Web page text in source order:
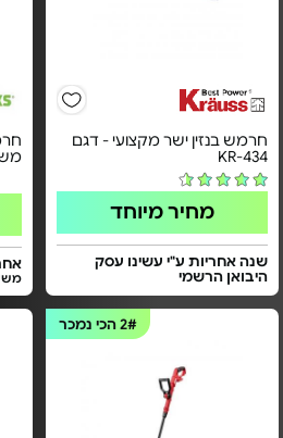
חרמש בנזין ישר מקצועי - דגם
KR-434
מחיר מיוחד
שנה אחריות ע"י עשינו עסק
היבואן הרשמי
2#הכי נמכר